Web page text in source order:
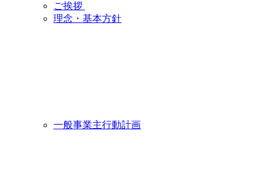
ご挨拶
理念・基本方針
一般事業主行動計画